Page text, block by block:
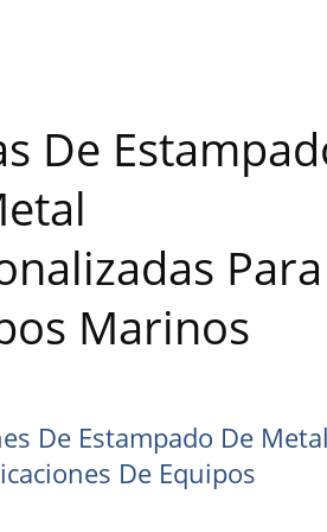
De
Para
Marinos
De Estampado De
De Equipos